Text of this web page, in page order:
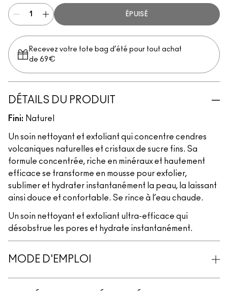
ÉPUISÉ
Recevez votre tote bag d’été pour tout achat
de 69€
DÉTAILS DU PRODUIT
Fini: Naturel
Un soin nettoyant et exfoliant qui concentre cendres
volcaniques naturelles et cristaux de sucre fins. Sa
formule concentrée, riche en minéraux et hautement
efficace se transforme en mousse pour exfolier,
sublimer et hydrater instantanément la peau, la laissant
ainsi douce et confortable. Se rince à l’eau chaude.
Un soin nettoyant et exfoliant ultra-efficace qui
désobstrue les pores et hydrate instantanément.
MODE D'EMPLOI